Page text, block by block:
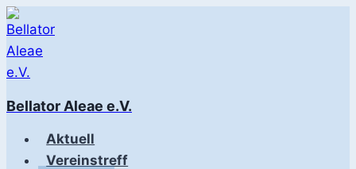
Zum
Inhalt
springen
Bellator Aleae e.V.
Aktuell
Vereinstreff